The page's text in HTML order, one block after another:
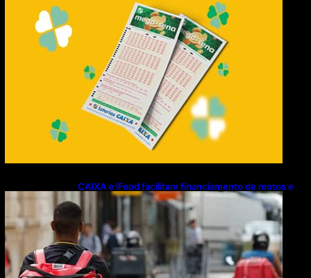
CAIXA e iFood facilitam financiamento de motos e
bicicletas elétricas para entregadores